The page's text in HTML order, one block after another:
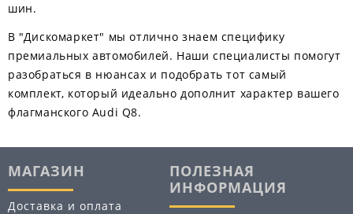
шин.
В "Дискомаркет" мы отлично знаем специфику
премиальных автомобилей. Наши специалисты помогут
разобраться в нюансах и подобрать тот самый
комплект, который идеально дополнит характер вашего
флагманского Audi Q8.
МАГАЗИН
Доставка и оплата
ПОЛЕЗНАЯ
ИНФОРМАЦИЯ